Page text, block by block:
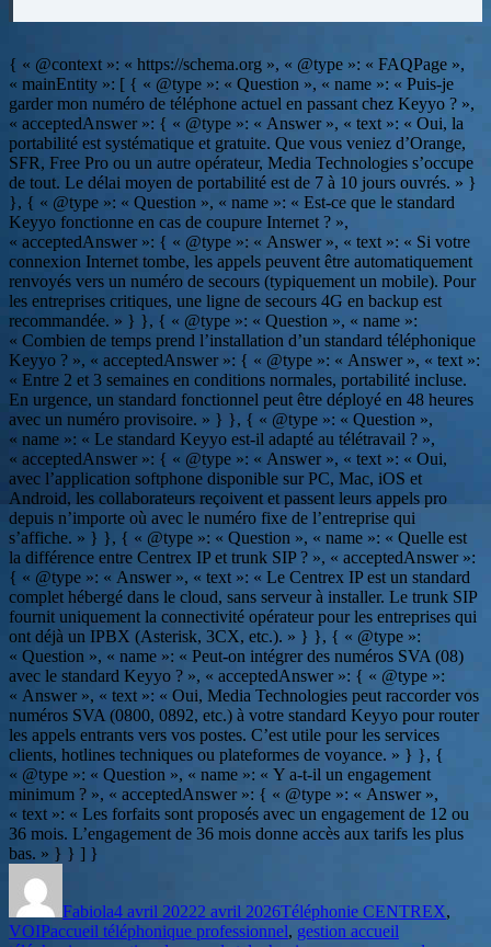
{ « @context »: « https://schema.org », « @type »: « FAQPage »,
« mainEntity »: [ { « @type »: « Question », « name »: « Puis-je
garder mon numéro de téléphone actuel en passant chez Keyyo ? »,
« acceptedAnswer »: { « @type »: « Answer », « text »: « Oui, la
portabilité est systématique et gratuite. Que vous veniez d’Orange,
SFR, Free Pro ou un autre opérateur, Media Technologies s’occupe
de tout. Le délai moyen de portabilité est de 7 à 10 jours ouvrés. » }
}, { « @type »: « Question », « name »: « Est-ce que le standard
Keyyo fonctionne en cas de coupure Internet ? »,
« acceptedAnswer »: { « @type »: « Answer », « text »: « Si votre
connexion Internet tombe, les appels peuvent être automatiquement
renvoyés vers un numéro de secours (typiquement un mobile). Pour
les entreprises critiques, une ligne de secours 4G en backup est
recommandée. » } }, { « @type »: « Question », « name »:
« Combien de temps prend l’installation d’un standard téléphonique
Keyyo ? », « acceptedAnswer »: { « @type »: « Answer », « text »:
« Entre 2 et 3 semaines en conditions normales, portabilité incluse.
En urgence, un standard fonctionnel peut être déployé en 48 heures
avec un numéro provisoire. » } }, { « @type »: « Question »,
« name »: « Le standard Keyyo est-il adapté au télétravail ? »,
« acceptedAnswer »: { « @type »: « Answer », « text »: « Oui,
avec l’application softphone disponible sur PC, Mac, iOS et
Android, les collaborateurs reçoivent et passent leurs appels pro
depuis n’importe où avec le numéro fixe de l’entreprise qui
s’affiche. » } }, { « @type »: « Question », « name »: « Quelle est
la différence entre Centrex IP et trunk SIP ? », « acceptedAnswer »:
{ « @type »: « Answer », « text »: « Le Centrex IP est un standard
complet hébergé dans le cloud, sans serveur à installer. Le trunk SIP
fournit uniquement la connectivité opérateur pour les entreprises qui
ont déjà un IPBX (Asterisk, 3CX, etc.). » } }, { « @type »:
« Question », « name »: « Peut-on intégrer des numéros SVA (08)
avec le standard Keyyo ? », « acceptedAnswer »: { « @type »:
« Answer », « text »: « Oui, Media Technologies peut raccorder vos
numéros SVA (0800, 0892, etc.) à votre standard Keyyo pour router
les appels entrants vers vos postes. C’est utile pour les services
clients, hotlines techniques ou plateformes de voyance. » } }, {
« @type »: « Question », « name »: « Y a-t-il un engagement
minimum ? », « acceptedAnswer »: { « @type »: « Answer »,
« text »: « Les forfaits sont proposés avec un engagement de 12 ou
36 mois. L’engagement de 36 mois donne accès aux tarifs les plus
bas. » } } ] }
Fabiola4 avril 20222 avril 2026Téléphonie CENTREX,
VOIPÉtiquettes
accueil téléphonique professionnel, gestion accueil